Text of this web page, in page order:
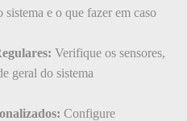
sistema e o que fazer em caso
Verifique os sensores,
geral do sistema
Configure